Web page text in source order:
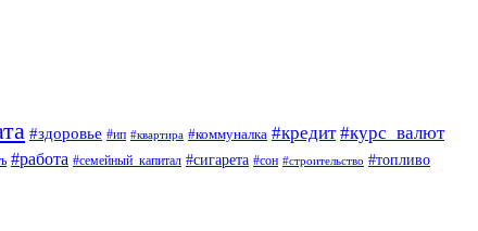
#здоровье #ип #квартира #коммуналка #кредит #курс_валют
#работа #семейный_капитал #сигарета #сон #строительство #топливо